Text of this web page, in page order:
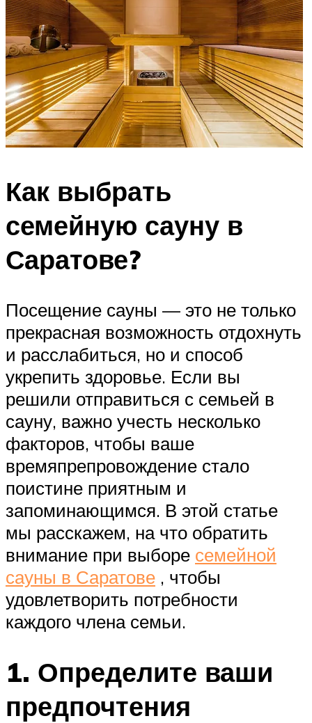
Как выбрать
семейную сауну в
Саратове?
Посещение сауны — это не только
прекрасная возможность отдохнуть
и расслабиться, но и способ
укрепить здоровье. Если вы
решили отправиться с семьей в
сауну, важно учесть несколько
факторов, чтобы ваше
времяпрепровождение стало
поистине приятным и
запоминающимся. В этой статье
мы расскажем, на что обратить
внимание при выборе семейной
сауны в Саратове , чтобы
удовлетворить потребности
каждого члена семьи.
1. Определите ваши
предпочтения